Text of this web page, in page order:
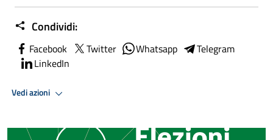
Condividi:
Facebook Twitter Whatsapp
Telegram
LinkedIn
Vedi azioni